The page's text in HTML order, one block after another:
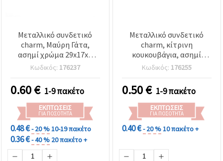
Μεταλλικό συνδετικό
charm, Μαύρη Γάτα,
ασημί χρώμα 29x17x2
mm, οπή: 1,5 mm - 2 τεμ.
Κωδικός: 176237
0.60€ 1-9 πακέτο
ΕΚΠΤΏΣΕΙΣ
ΓΙΑ ΠΟΣΌΤΗΤΑ
0.48 €- 20 %10-19 πακέτο
0.36 €- 40 % 20 πακέτο +
Μεταλλικό συνδετικό
charm, κίτρινη
κουκουβάγια, ασημί
χρώμα, 21x12x3 mm, οπή:
2 mm – 2 τεμ., για
κοσμήματα &
χειροτεχνίες
Κωδικός: 176255
0.50€ 1-9 πακέτο
ΕΚΠΤΏΣΕΙΣ
ΓΙΑ ΠΟΣΌΤΗΤΑ
0.40 €- 20 %10 πακέτο +